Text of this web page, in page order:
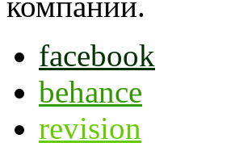
facebook
behance
revision